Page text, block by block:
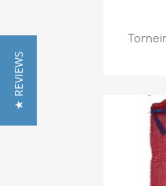
★ REVIEWS